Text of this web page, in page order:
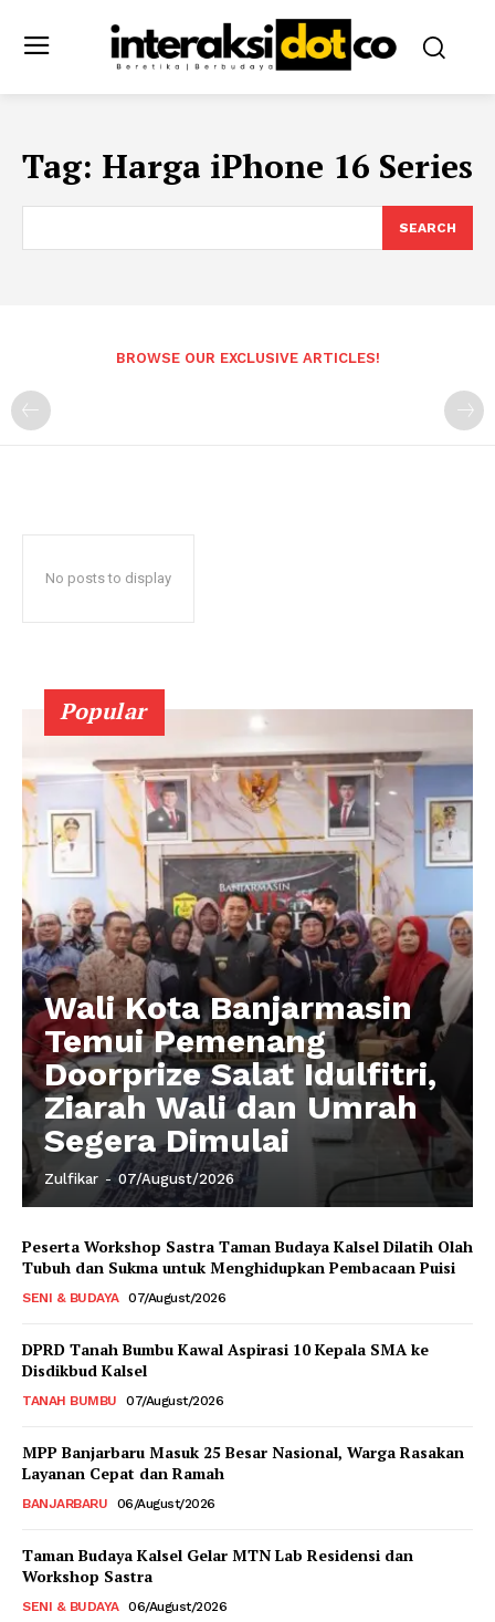
Tag: Harga iPhone 16 Series
SEARCH
BROWSE OUR EXCLUSIVE ARTICLES!
No posts to display
Popular
Wali Kota Banjarmasin
Temui Pemenang
Doorprize Salat Idulfitri,
Ziarah Wali dan Umrah
Segera Dimulai
Zulfikar - 07/August/2026
Peserta Workshop Sastra Taman Budaya Kalsel Dilatih Olah
Tubuh dan Sukma untuk Menghidupkan Pembacaan Puisi
SENI & BUDAYA 07/August/2026
DPRD Tanah Bumbu Kawal Aspirasi 10 Kepala SMA ke
Disdikbud Kalsel
TANAH BUMBU 07/August/2026
MPP Banjarbaru Masuk 25 Besar Nasional, Warga Rasakan
Layanan Cepat dan Ramah
BANJARBARU 06/August/2026
Taman Budaya Kalsel Gelar MTN Lab Residensi dan
Workshop Sastra
SENI & BUDAYA 06/August/2026